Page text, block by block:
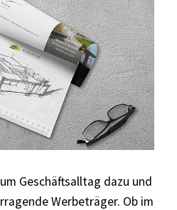
Geschäftsalltag dazu und
Werbeträger. Ob im